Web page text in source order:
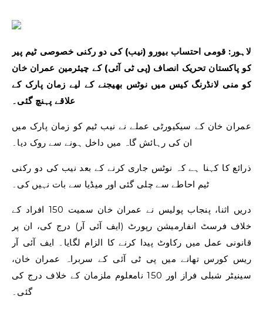
لاہور: قومی احتساب بیورو (نیب) کی دو رکنی خصوصی ٹیم پیر
کو پاکستان تحریک انصاف (پی ٹی آئی) کے چیئرمین عمران خان
کو منی لانڈرنگ کیس میں نوٹس بھیجنے کے لیے زمان پارک کے
علاقے پہنچ گئی۔
عمران خان کے سیکیورٹی عملے نے نیب ٹیم کو زمان پارک میں
ان کی رہائش گاہ میں داخل ہونے سے روک دیا۔
ذرائع کا کہنا ہے کہ نوٹس جاری کرنے کے بعد نیب کی دو رکنی
ٹیم احاطے سے چلی گئی اور میڈیا سے بات نہیں کی۔
دریں اثنا، پنجاب پولیس نے عمران خان سمیت 150 افراد کے
خلاف فرسٹ انفارمیشن رپورٹ (ایف آئی آر) درج کی، ان پر
قانونی عمل میں رکاوٹ پیدا کرنے کا الزام لگایا۔ ایف آئی آر
ریس کورس تھانے میں پی ٹی آئی کے سربراہ عمران خان،
سینیٹر شبلی فراز اور 150 نامعلوم ملزمان کے خلاف درج کی
گئی۔